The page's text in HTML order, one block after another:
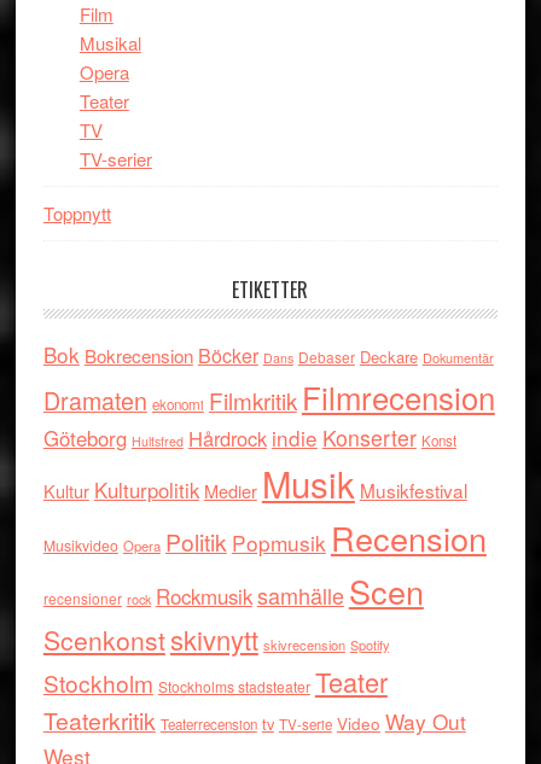
Film
Musikal
Opera
Teater
TV
TV-serier
Toppnytt
ETIKETTER
Bok Bokrecension Böcker Dans Debaser Deckare Dokumentär
Dramaten ekonomi Filmkritik Filmrecension
Göteborg Hultsfred Hårdrock indie Konserter Konst
Kultur Kulturpolitik Medier Musik Musikfestival
Musikvideo Opera Politik Popmusik Recension
recensioner rock RockmusiksamhälleScen
Scenkonstskivnytt skivrecension Spotify
Stockholm Stockholms stadsteater Teater
Teaterkritik Teaterrecension tv TV-serie Video Way Out
West